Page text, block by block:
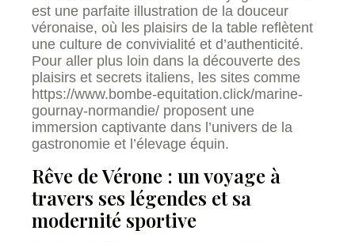
est une parfaite illustration de la douceur
véronaise, où les plaisirs de la table reflètent
une culture de convivialité et d’authenticité.
Pour aller plus loin dans la découverte des
plaisirs et secrets italiens, les sites comme
https://www.bombe-equitation.click/marine-
gournay-normandie/ proposent une
immersion captivante dans l’univers de la
gastronomie et l’élevage équin.
Rêve de Vérone : un voyage à
travers ses légendes et sa
modernité sportive